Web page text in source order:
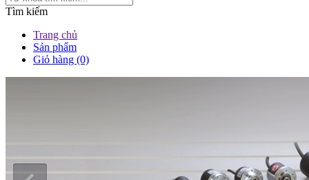
Tìm kiếm
Trang chủ
Sản phẩm
Giỏ hàng (0)